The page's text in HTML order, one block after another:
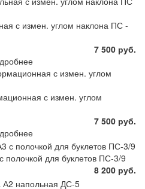
с измен. углом наклона ПС -
7 500 руб.
с измен. углом
7 500 руб.
для буклетов ПС-3/9
8 200 руб.